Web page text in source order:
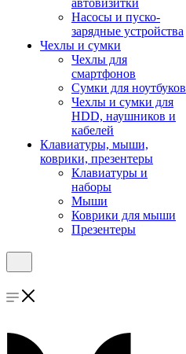
автовизитки
Насосы и пуско-
зарядные устройства
Чехлы и сумки
Чехлы для
смартфонов
Сумки для ноутбуков
Чехлы и сумки для
HDD, наушников и
кабелей
Клавиатуры, мыши,
коврики, презентеры
Клавиатуры и
наборы
Мыши
Коврики для мыши
Презентеры